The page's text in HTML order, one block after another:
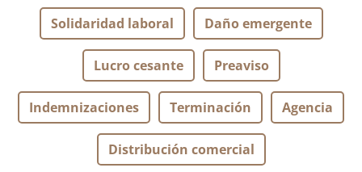
Solidaridad laboral Daño emergente
Lucro cesante Preaviso
Indemnizaciones Terminación Agencia
Distribución comercial